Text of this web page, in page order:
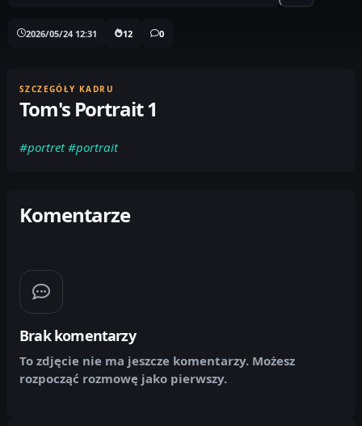
2026/05/24 12:31 12 0
SZCZEGÓŁY KADRU
Tom's Portrait 1
#portret #portrait
Komentarze
Brak komentarzy
To zdjęcie nie ma jeszcze komentarzy. Możesz
rozpocząć rozmowę jako pierwszy.